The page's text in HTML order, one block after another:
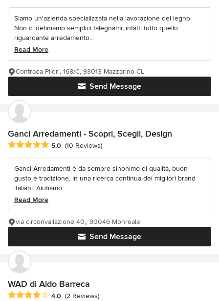
Siamo un'azienda specializzata nella lavorazione del legno.
Non ci definiamo semplici falegnami, infatti tutto quello
riguardante arredamento...
Read More
Send Message
Contrada Pileri, 168/C, 93013 Mazzarino CL
Ganci Arredamenti - Scopri, Scegli, Design
Average rating: 5 out of 5 stars
5.0 (10 Reviews)
Ganci Arredamenti è da sempre sinonimo di qualità, buon
gusto e tradizione, in una ricerca continua dei migliori brand
italiani. Aiutiamo...
Read More
Send Message
via circonvallazione 40,, 90046 Monreale
WAD di Aldo Barreca
Average rating: 4 out of 5 stars
4.0 (2 Reviews)